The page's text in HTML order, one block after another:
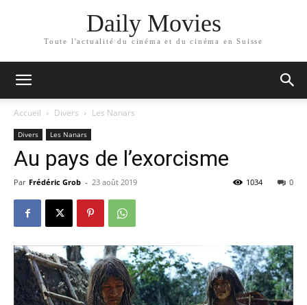
Daily Movies
Toute l'actualité du cinéma et du cinéma en Suisse
Accueil Divers Les Nanars
Divers Les Nanars
Au pays de l’exorcisme
Par Frédéric Grob - 23 août 2019 0
1034